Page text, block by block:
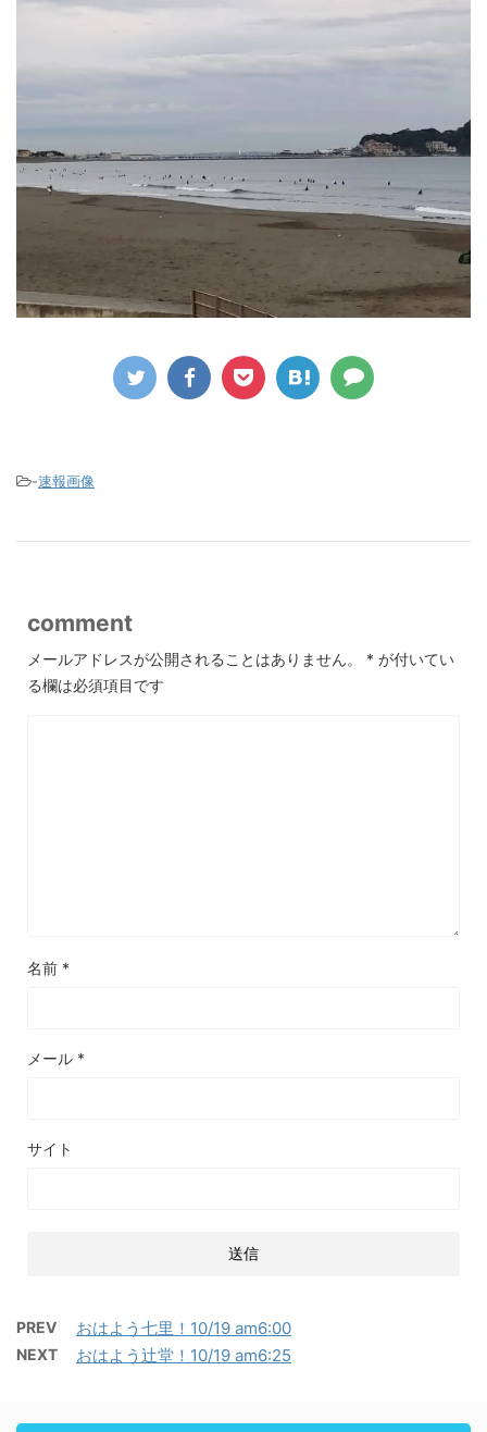
-速報画像
comment
メールアドレスが公開されることはありません。 * が付いてい
る欄は必須項目です
名前 *
メール *
サイト
PREV おはよう七里！10/19 am6:00
NEXT おはよう辻堂！10/19 am6:25